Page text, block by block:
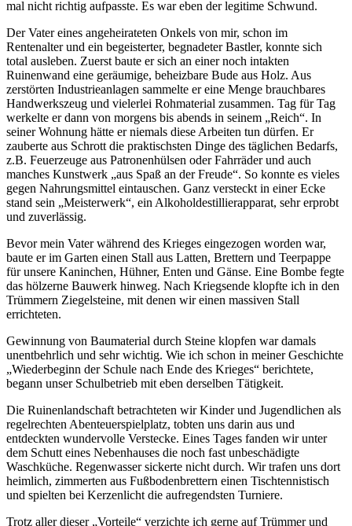
mal nicht richtig aufpasste. Es war eben der legitime Schwund.
Der Vater eines angeheirateten Onkels von mir, schon im
Rentenalter und ein begeisterter, begnadeter Bastler, konnte sich
total ausleben. Zuerst baute er sich an einer noch intakten
Ruinenwand eine geräumige, beheizbare Bude aus Holz. Aus
zerstörten Industrieanlagen sammelte er eine Menge brauchbares
Handwerkszeug und vielerlei Rohmaterial zusammen. Tag für Tag
werkelte er dann von morgens bis abends in seinem
Reich . In
seiner Wohnung hätte er niemals diese Arbeiten tun dürfen. Er
zauberte aus Schrott die praktischsten Dinge des täglichen Bedarfs,
z.B. Feuerzeuge aus Patronenhülsen oder Fahrräder und auch
manches Kunstwerk
aus Spaß an der Freude . So konnte es vieles
gegen Nahrungsmittel eintauschen. Ganz versteckt in einer Ecke
stand sein
Meisterwerk , ein Alkoholdestillierapparat, sehr erprobt
und zuverlässig.
Bevor mein Vater während des Krieges eingezogen worden war,
baute er im Garten einen Stall aus Latten, Brettern und Teerpappe
für unsere Kaninchen, Hühner, Enten und Gänse. Eine Bombe fegte
das hölzerne Bauwerk hinweg. Nach Kriegsende klopfte ich in den
Trümmern Ziegelsteine, mit denen wir einen massiven Stall
errichteten.
Gewinnung von Baumaterial durch Steine klopfen war damals
unentbehrlich und sehr wichtig. Wie ich schon in meiner Geschichte
Wiederbeginn der Schule nach Ende des Krieges
berichtete,
begann unser Schulbetrieb mit eben derselben Tätigkeit.
Die Ruinenlandschaft betrachteten wir Kinder und Jugendlichen als
regelrechten Abenteuerspielplatz, tobten uns darin aus und
entdeckten wundervolle Verstecke. Eines Tages fanden wir unter
dem Schutt eines Nebenhauses die noch fast unbeschädigte
Waschküche. Regenwasser sickerte nicht durch. Wir trafen uns dort
heimlich, zimmerten aus Fußbodenbrettern einen Tischtennistisch
und spielten bei Kerzenlicht die aufregendsten Turniere.
Trotz aller dieser Vorteile
verzichte ich gerne auf Trümmer und